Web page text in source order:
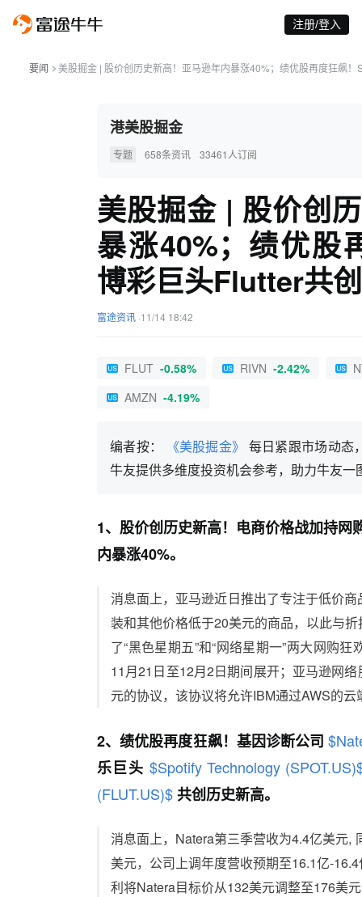
注册/登入
要闻 美股掘金 | 股价创历史新高！亚马逊年内暴涨40%；绩优股再度狂飙
港美股掘金
专题 658条资讯 33461人订阅
美股掘金 | 股价创
暴涨40%；绩优股
博彩巨头Flutter共
富途资讯 ·11/14 18:42
FLUT -0.58% RIVN -2.42%
AMZN -4.19%
编者按： 《美股掘金》 每日紧跟市场动态
牛友提供多维度投资机会参考，助力牛友一
1、股价创历史新高！电商价格战加持网
内暴涨40%。
消息面上，亚马逊近日推出了专注于低价
装和其他价格低于20美元的商品，以此与
了“黑色星期五”和“网络星期一”两大网购
11月21日至12月2日期间展开；亚马逊网
元的协议，该协议将允许IBM通过AWS的
2、绩优股再度狂飙！基因诊断公司
乐巨头 $Spotify Technology
(FLUT.US)$共创历史新高。
消息面上，Natera第三季营收为4.4亿美元,
美元，公司上调年度营收预期至16.1亿-
利将Natera目标价从132美元调整至176美